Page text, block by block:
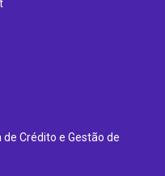
Crédito e Gestão de